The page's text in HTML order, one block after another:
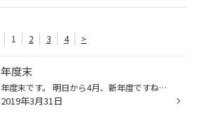
1 2 3 4 >
年度末
年度末です。 明日から4月、新年度ですね。 店舗裏の公園の桜が満開になりました。 明日はいよいよ新年号が発表されます！！！ 平成もあと残り一ヶ月・・・ 気になります！
2019年3月31日